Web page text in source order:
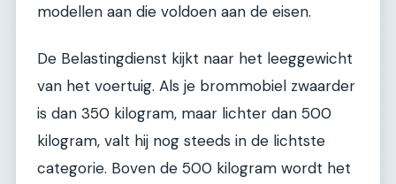
modellen aan die voldoen aan de eisen.
De Belastingdienst kijkt naar het leeggewicht
van het voertuig. Als je brommobiel zwaarder
is dan 350 kilogram, maar lichter dan 500
kilogram, valt hij nog steeds in de lichtste
categorie. Boven de 500 kilogram wordt het